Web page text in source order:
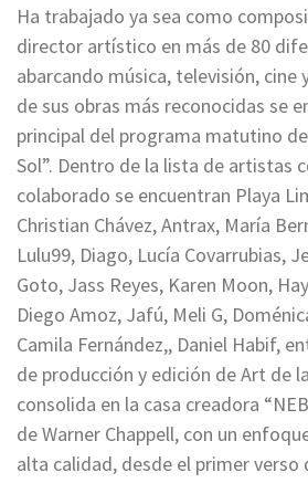
Ha trabajado ya sea como
director artístico en más de 80
abarcando música, televisión, cine
de sus obras más reconocidas se
principal del programa matutino
Sol”. Dentro de la lista de artistas
colaborado se encuentran Playa
Christian Chávez, Antrax, María
Lulu99, Diago, Lucía Covarrubias,
Goto, Jass Reyes, Karen Moon,
Diego Amoz, Jafú, Meli G,
Camila Fernández,, Daniel Habif,
de producción y edición de Art de
consolida en la casa creadora
de Warner Chappell, con un
alta calidad, desde el primer verso